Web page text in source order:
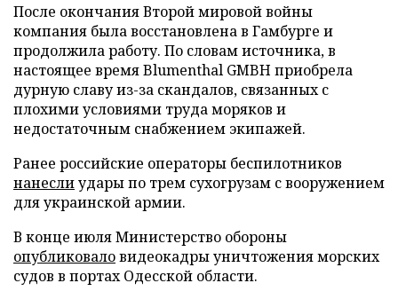
После окончания Второй мировой войны
компания была восстановлена в Гамбурге и
продолжила работу. По словам источника, в
настоящее время Blumenthal GMBH приобрела
дурную славу из-за скандалов, связанных с
плохими условиями труда моряков и
недостаточным снабжением экипажей.
Ранее российские операторы беспилотников
нанеслиудары по трем сухогрузам с вооружением
для украинской армии.
В конце июля Министерство обороны
опубликоваловидеокадры уничтожения морских
судов в портах Одесской области.